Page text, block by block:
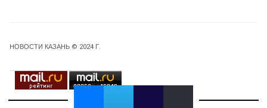
НОВОСТИ КАЗАНЬ © 2024 Г.
63356 45249